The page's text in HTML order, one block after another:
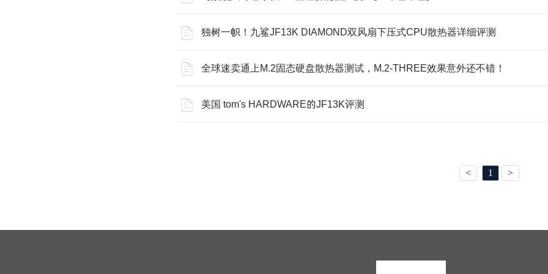
独树一帜！九鲨JF13K DIAMOND双风扇下压式CPU散热器详细评测
全球速卖通上M.2固态硬盘散热器测试，M.2-THREE效果意外还不错！
美国 tom's HARDWARE的JF13K评测
< 1 >